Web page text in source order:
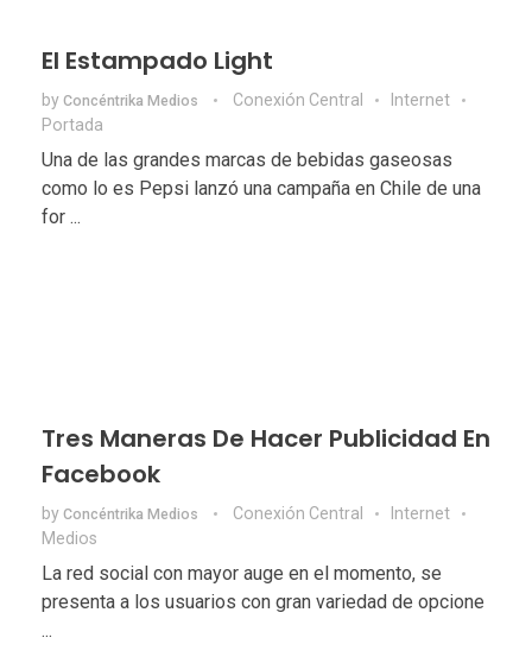
El Estampado Light
by Concéntrika Medios Conexión Central
Internet
Portada
Una de las grandes marcas de bebidas gaseosas
como lo es Pepsi lanzó una campaña en Chile de una
for ...
Tres Maneras De Hacer Publicidad En
Facebook
by Concéntrika Medios Conexión Central
Internet
Medios
La red social con mayor auge en el momento, se
presenta a los usuarios con gran variedad de opcione
...